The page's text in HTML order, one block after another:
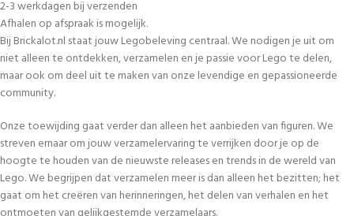
2-3 werkdagen bij verzenden
Afhalen op afspraak is mogelijk.
Bij Brickalot.nl staat jouw Legobeleving centraal. We nodigen je uit om
niet alleen te ontdekken, verzamelen en je passie voor Lego te delen,
maar ook om deel uit te maken van onze levendige en gepassioneerde
community.
Onze toewijding gaat verder dan alleen het aanbieden van figuren. We
streven ernaar om jouw verzamelervaring te verrijken door je op de
hoogte te houden van de nieuwste releases en trends in de wereld van
Lego. We begrijpen dat verzamelen meer is dan alleen het bezitten; het
gaat om het creëren van herinneringen, het delen van verhalen en het